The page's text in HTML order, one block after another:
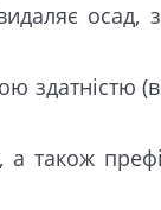
осад,
здатністю
а також